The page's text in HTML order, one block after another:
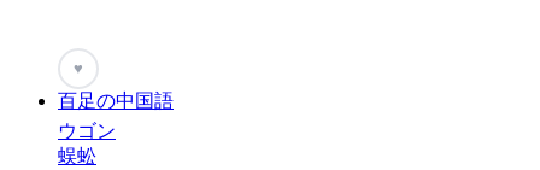
♥
百足の中国語
ウゴン
蜈蚣